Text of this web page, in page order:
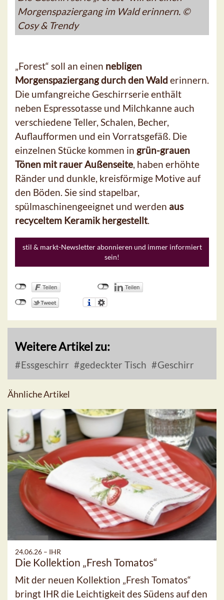
Morgenspaziergang im Wald erinnern. ©
Cosy & Trendy
„Forest“ soll an einen nebligen
Morgenspaziergang durch den Wald erinnern.
Die umfangreiche Geschirrserie enthält
neben Espressotasse und Milchkanne auch
verschiedene Teller, Schalen, Becher,
Auflaufformen und ein Vorratsgefäß. Die
einzelnen Stücke kommen in grün-grauen
Tönen mit rauer Außenseite, haben erhöhte
Ränder und dunkle, kreisförmige Motive auf
den Böden. Sie sind stapelbar,
spülmaschinengeeignet und werden aus
recyceltem Keramik hergestellt.
stil & markt-Newsletter abonnieren und immer informiert
sein!
Weitere Artikel zu:
Essgeschirr gedeckter Tisch Geschirr
Ähnliche Artikel
24.06.26 – IHR
Die Kollektion „Fresh Tomatos“
Mit der neuen Kollektion „Fresh Tomatos“
bringt IHR die Leichtigkeit des Südens auf den